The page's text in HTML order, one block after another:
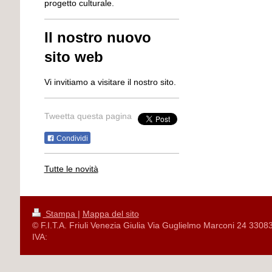
progetto culturale.
Il nostro nuovo
sito web
Vi invitiamo a visitare il nostro sito.
Tweetta questa pagina
Condividi
Tutte le novità
Stampa | Mappa del sito
© F.I.T.A. Friuli Venezia Giulia Via Guglielmo Marconi 24
IVA: